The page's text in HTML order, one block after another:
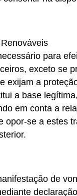
para
exceto se
exijam a
a base
em conta a
opor-se a estes
de